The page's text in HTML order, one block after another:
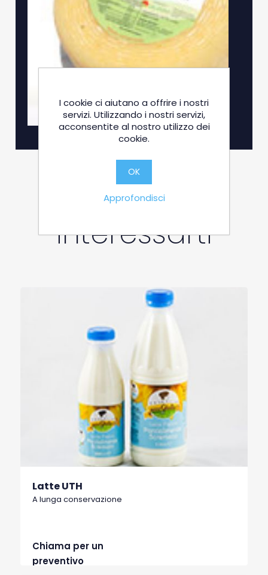
Potrebbe
interessarti
Latte UTH
A lunga conservazione
Chiama per un
preventivo
I cookie ci aiutano a offrire i nostri
servizi. Utilizzando i nostri servizi,
acconsentite al nostro utilizzo dei
cookie.
OK
Approfondisci